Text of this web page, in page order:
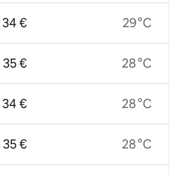
34 €
35 €
34 €
35 €
29 °C
28 °C
28 °C
28 °C